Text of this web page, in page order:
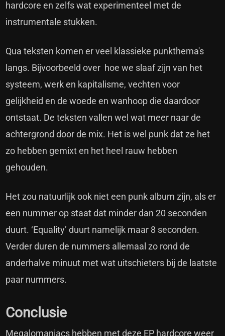
hardcore en zelfs wat experimenteel met de
instrumentale stukken.
Qua teksten komen er veel klassieke punkthema's
langs. Bijvoorbeeld over hoe we slaaf zijn van het
systeem, werk en kapitalisme, vechten voor
gelijkheid en de woede en wanhoop die daardoor
ontstaat. De teksten vallen wel wat meer naar de
achtergrond door de mix. Het is wel punk dat ze het
zo hebben gemixt en het heel rauw hebben
gehouden.
Het zou natuurlijk ook niet een punk album zijn, als er
een nummer op staat dat minder dan 20 seconden
duurt. ‘Equality’ duurt namelijk maar 8 seconden.
Verder duren de nummers allemaal zo rond de
anderhalve minuut met wat uitschieters bij de laatste
paar nummers.
Conclusie
Megalomaniacs hebben met deze EP hardcore weer